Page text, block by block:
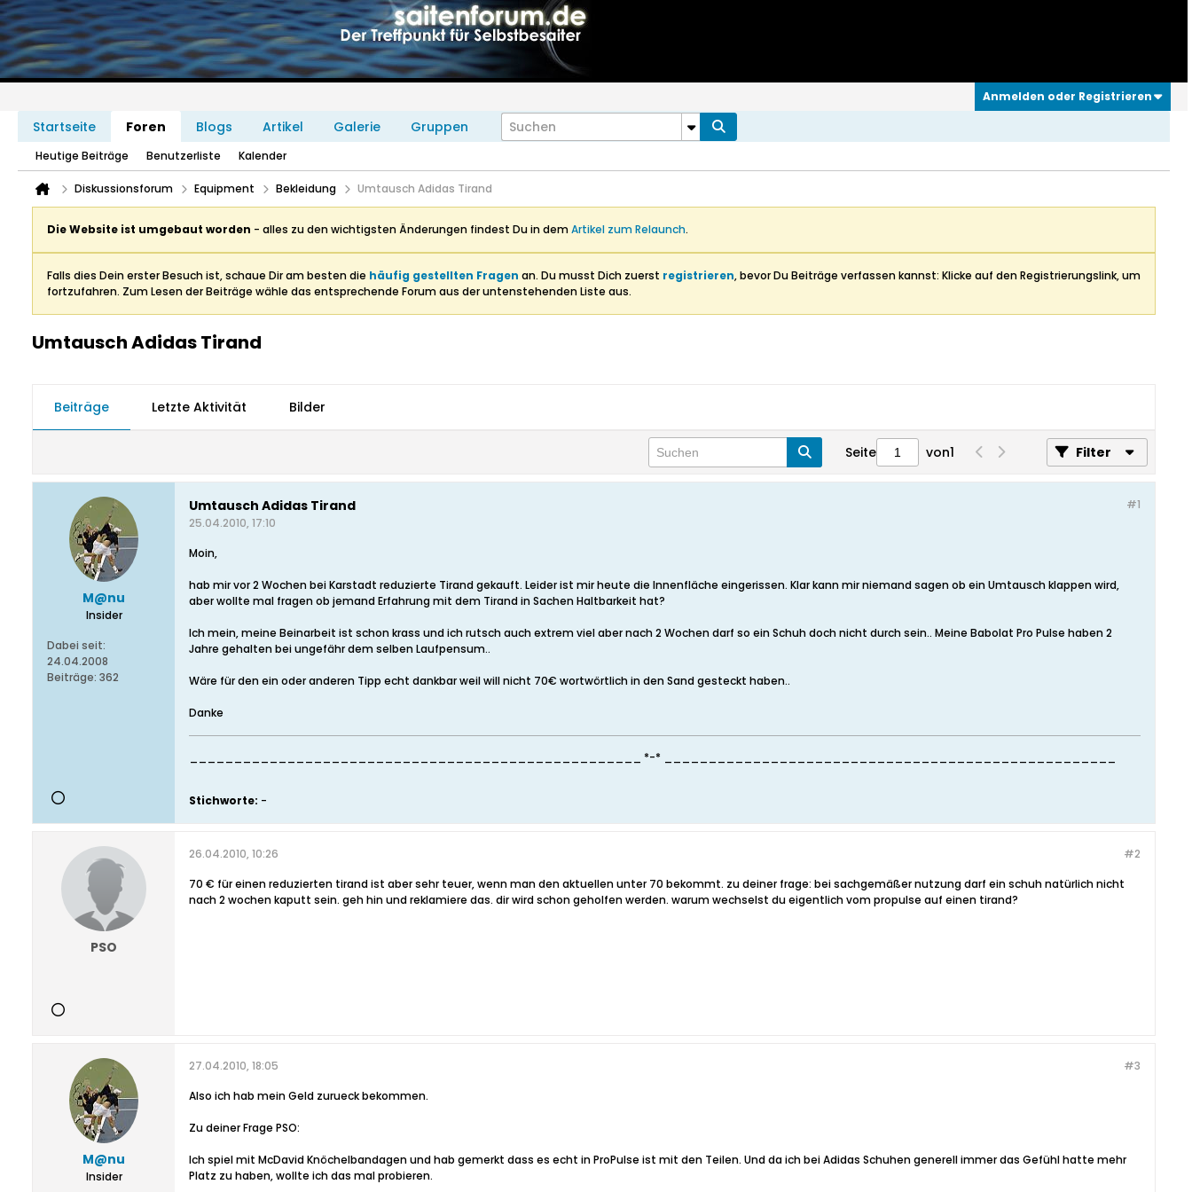
Anmelden oder Registrieren
Startseite Foren Blogs Artikel Galerie Gruppen
Heutige Beiträge Benutzerliste Kalender
Diskussionsforum Equipment Bekleidung Umtausch Adidas Tirand
Die Website ist umgebaut worden - alles zu den wichtigsten Änderungen findest Du in demArtikel zum Relaunch.
Falls dies Dein erster Besuch ist, schaue Dir am besten die häufig gestellten Fragen an. Du musst Dich zuerst registrieren, bevor Du Beiträge verfassen kannst: Klicke auf den Registrierungslink, um
fortzufahren. Zum Lesen der Beiträge wähle das entsprechende Forum aus der untenstehenden Liste aus.
Umtausch Adidas Tirand
Beiträge Letzte Aktivität Bilder
Seite von1 Filter
M@nu
Insider
Dabei seit:
24.04.2008
Beiträge: 362
#1
Umtausch Adidas Tirand
25.04.2010, 17:10
Moin,
hab mir vor 2 Wochen bei Karstadt reduzierte Tirand gekauft. Leider ist mir heute die Innenfläche eingerissen. Klar kann mir niemand sagen ob ein Umtausch klappen wird,
aber wollte mal fragen ob jemand Erfahrung mit dem Tirand in Sachen Haltbarkeit hat?
Ich mein, meine Beinarbeit ist schon krass und ich rutsch auch extrem viel aber nach 2 Wochen darf so ein Schuh doch nicht durch sein.. Meine Babolat Pro Pulse haben 2
Jahre gehalten bei ungefähr dem selben Laufpensum..
Wäre für den ein oder anderen Tipp echt dankbar weil will nicht 70€ wortwörtlich in den Sand gesteckt haben..
Danke
___________________________________________________ *-* ___________________________________________________
Stichworte: -
PSO
#2
26.04.2010, 10:26
70 € für einen reduzierten tirand ist aber sehr teuer, wenn man den aktuellen unter 70 bekommt. zu deiner frage: bei sachgemäßer nutzung darf ein schuh natürlich nicht
nach 2 wochen kaputt sein. geh hin und reklamiere das. dir wird schon geholfen werden. warum wechselst du eigentlich vom propulse auf einen tirand?
M@nu
Insider
#3
27.04.2010, 18:05
Also ich hab mein Geld zurueck bekommen.
Zu deiner Frage PSO:
Ich spiel mit McDavid Knöchelbandagen und hab gemerkt dass es echt in ProPulse ist mit den Teilen. Und da ich bei Adidas Schuhen generell immer das Gefühl hatte mehr
Platz zu haben, wollte ich das mal probieren.